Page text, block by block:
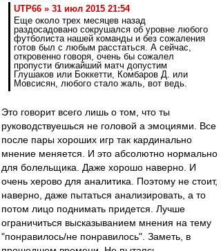
UTP66 » 31 июл 2015 21:54
Еще около трех месяцев назад
раздосадовано сокрушался об уровне любого
футболиста нашей команды и без сожаления
готов был с любым расстаться. А сейчас,
откровенно говоря, очень бы сожалел
пропусти ближайший матч допустим
Глушаков или Боккетти, Комбаров Д. или
Мовсисян, любого стало жаль, вот ведь.
Это говорит всего лишь о том, что ты
руководствуешься не головой а эмоциями. Все
после пары хороших игр так кардинально
мнение меняется. И это абсолютно нормально
для болельщика. Даже хорошо наверно. И
очень херово для аналитика. Поэтому не стоит,
наверно, даже пытаться анализировать, а то
потом лицо поднимать придется. Лучше
ограничиться высказыванием мнения на тему
"понравилось/не понравилось". Заметь, в